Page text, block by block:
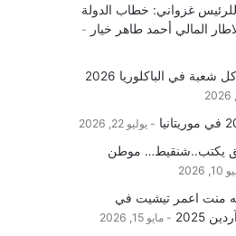
غزواني: خطاب الدولة
المالي أحمد طاهر خيار
أسماء المتفوقين الثلاثة من كل شعبة في الباكلوريا 2026
يوليو 22, 2026
يكتب..شنقيط… موطن
2026
منت اعمر تيشيت في
2025
مايو 15, 2026